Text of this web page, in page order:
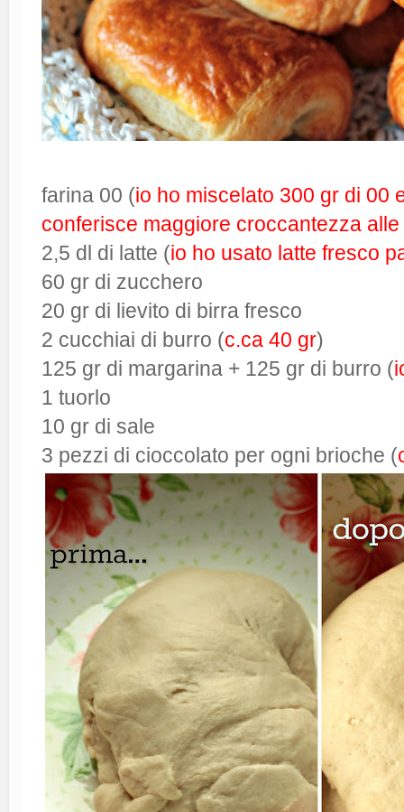
farina 00 (io ho miscelato 300 gr di 00
conferisce maggiore croccantezza
2,5 dl di latte (io ho usato latte fresco
60 gr di zucchero
20 gr di lievito di birra fresco
2 cucchiai di burro (c.ca 40 gr)
125 gr di margarina + 125 gr di burro (
1 tuorlo
10 gr di sale
3 pezzi di cioccolato per ogni brioche (